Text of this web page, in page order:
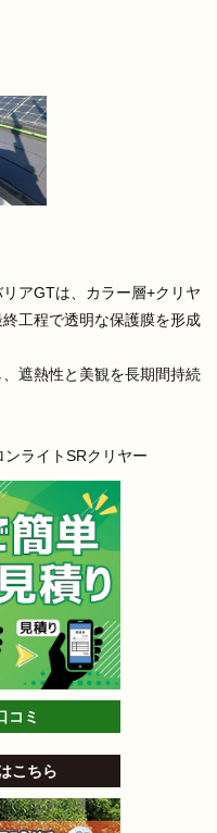
アGTは、カラー層+クリヤ
工程で透明な保護膜を形成
遮熱性と美観を長期間持続
ライトSRクリヤー
コミ
こちら